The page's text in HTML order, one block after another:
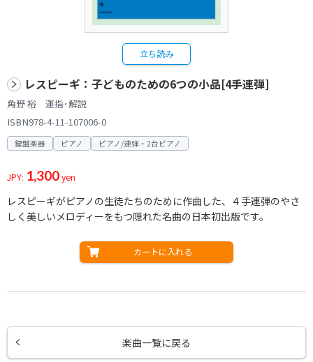
立ち読み
レスピーギ：子どものための6つの小品[4手連弾]
角野 裕 運指･解説
ISBN978-4-11-107006-0
鍵盤楽器 ピアノ ピアノ/連弾・2台ピアノ
JPY: 1,300yen
レスピーギがピアノの生徒たちのために作曲した、４手連弾のやさ
しく美しいメロディーをもつ隠れた名曲の日本初出版です。
カートに入れる
楽曲一覧に戻る